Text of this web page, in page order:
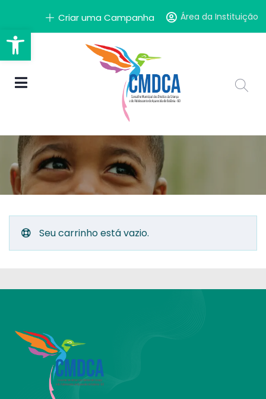
Barra de Ferramentas
Área da Instituição
Criar uma Campanha
Seu carrinho está vazio.